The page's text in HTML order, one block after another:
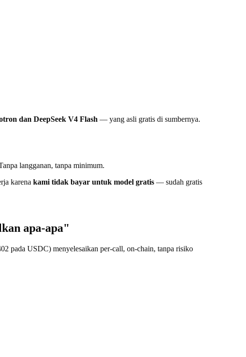
dan DeepSeek V4 Flash — yang asli gratis di sumbernya.
langganan, tanpa minimum.
karena kami tidak bayar untuk model gratis — sudah gratis
apa-apa"
pada USDC) menyelesaikan per-call, on-chain, tanpa risiko